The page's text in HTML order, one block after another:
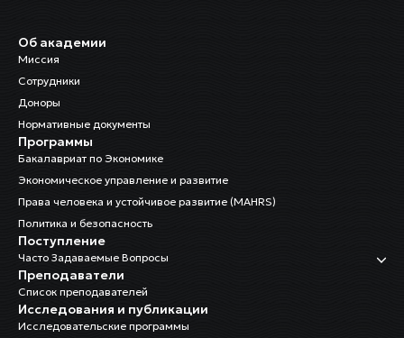
Об академии
Миссия
Сотрудники
Доноры
Нормативные документы
Программы
Бакалавриат по Экономике
Экономическое управление и развитие
Права человека и устойчивое развитие (MAHRS)
Политика и безопасность
Поступление
Часто Задаваемые Вопросы
Преподаватели
Список преподавателей
Исследования и публикации
Исследовательские программы